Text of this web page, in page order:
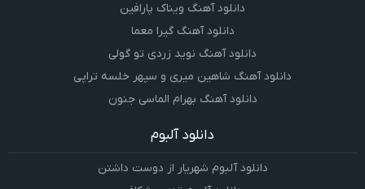
دانلود آهنگ ویناک پارافین
دانلود آهنگ گیرا معما
دانلود آهنگ نوید زردی تو گولی
دانلود آهنگ شاهین میری و سپهر خلسه تراپی
دانلود آهنگ بهرام الماسی جنون
دانلود آلبوم
دانلود آلبوم شهریار از دوست داشتن